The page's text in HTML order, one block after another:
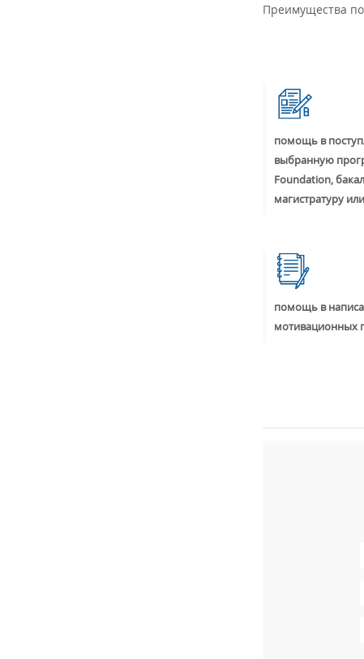
Преимущества
помощь в
выбранную
Foundation,
магистратуру
помощь в
мотивационных